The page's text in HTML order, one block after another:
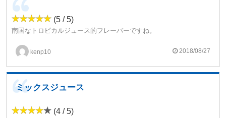
(5 / 5)
南国なトロピカルジュース的フレーバーですね。
kenp10 2018/08/27
ミックスジュース
(4 / 5)